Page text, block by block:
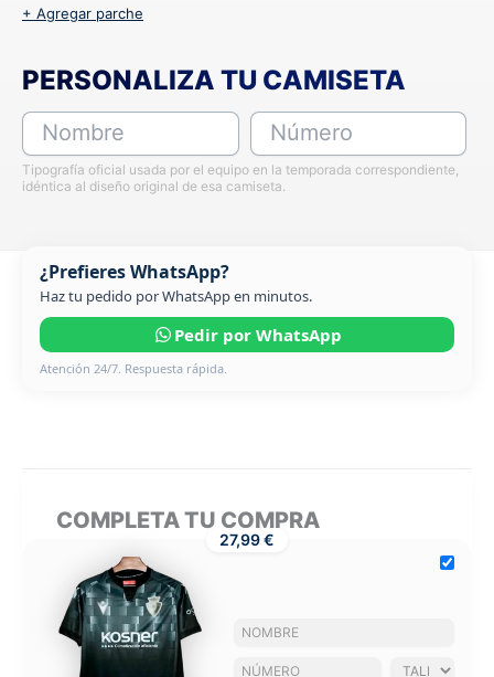
+ Agregar parche
PERSONALIZA TU CAMISETA
Nombre Número
Tipografía oficial usada por el equipo en la temporada correspondiente,
idéntica al diseño original de esa camiseta.
¿Prefieres WhatsApp?
Haz tu pedido por WhatsApp en minutos.
Pedir por WhatsApp
Atención 24/7. Respuesta rápida.
COMPLETA TU COMPRA
27,99 €